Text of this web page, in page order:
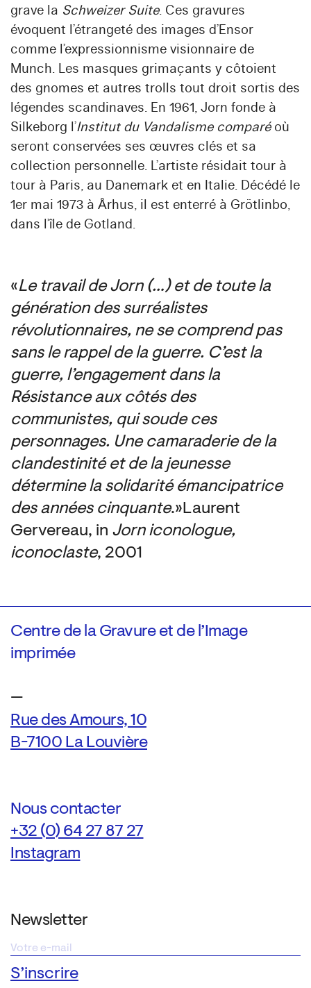
grave la Schweizer Suite. Ces gravures
évoquent l’étrangeté des images d’Ensor
comme l’expressionnisme visionnaire de
Munch. Les masques grimaçants y côtoient
des gnomes et autres trolls tout droit sortis des
légendes scandinaves. En 1961, Jorn fonde à
Silkeborg l’Institut du Vandalisme comparéoù
seront conservées ses œuvres clés et sa
collection personnelle. L’artiste résidait tour à
tour à Paris, au Danemark et en Italie. Décédé le
1er mai 1973 à Århus, il est enterré à Grötlinbo,
dans l’île de Gotland.
«Le travail de Jorn (…) et de toute la
génération des surréalistes
révolutionnaires, ne se comprend pas
sans le rappel de la guerre. C’est la
guerre, l’engagement dans la
Résistance aux côtés des
communistes, qui soude ces
personnages. Une camaraderie de la
clandestinité et de la jeunesse
détermine la solidarité émancipatrice
des années cinquante. » Laurent
Gervereau, in Jorn iconologue,
iconoclaste, 2001
Centre de la Gravure et de l’Image
imprimée
—
Rue des Amours, 10
B-7100 La Louvière
Nous contacter
+32 (0) 64 27 87 27
Instagram
Newsletter